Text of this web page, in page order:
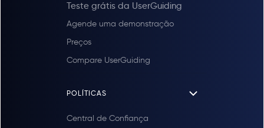
Teste grátis da UserGuiding
Agende uma demonstração
Preços
Compare UserGuiding
POLÍTICAS
Central de Confiança